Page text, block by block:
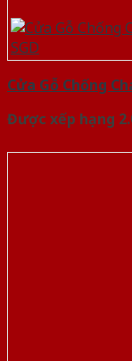
Cửa Gỗ Chống
Được xếp hạng